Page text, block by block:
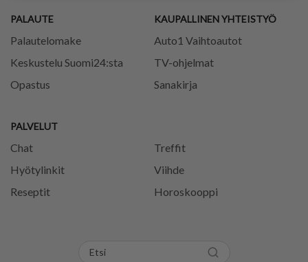
PALAUTE
Palautelomake
Keskustelu Suomi24:sta
Opastus
PALVELUT
Chat
Treffit
Hyötylinkit
Viihde
Reseptit
Horoskooppi
KAUPALLINEN YHTEISTYÖ
Auto1 Vaihtoautot
TV-ohjelmat
Sanakirja